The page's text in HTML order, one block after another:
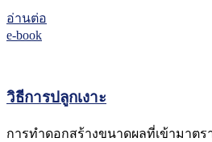
อ่านต่อ
e-book
วิธีการปลูกเงาะ
การทำดอกสร้างขนาดผลที่เข้ามาต